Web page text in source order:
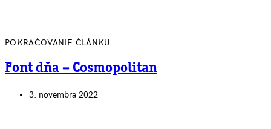
POKRAČOVANIE ČLÁNKU
Font dňa – Cosmopolitan
3. novembra 2022